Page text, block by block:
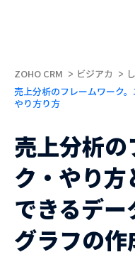
ZOHO CRM ビジアカ
売上分析のフレームワーク
やり方り方
売上分析
ク・やり
できるデー
グラフの作